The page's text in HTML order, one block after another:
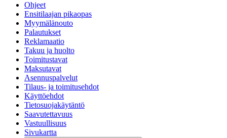
Ohjeet
Ensitilaajan pikaopas
Myymälänouto
Palautukset
Reklamaatio
Takuu ja huolto
Toimitustavat
Maksutavat
Asennuspalvelut
Tilaus- ja toimitusehdot
Käyttöehdot
Tietosuojakäytäntö
Saavutettavuus
Vastuullisuus
Sivukartta